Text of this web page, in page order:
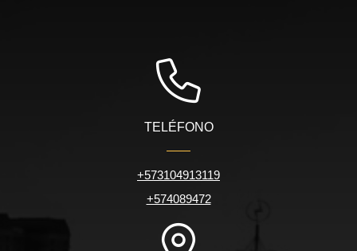
TELÉFONO
+573104913119
+574089472